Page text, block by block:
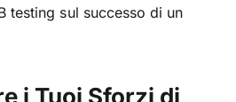
testing sul successo di un
i Tuoi Sforzi di